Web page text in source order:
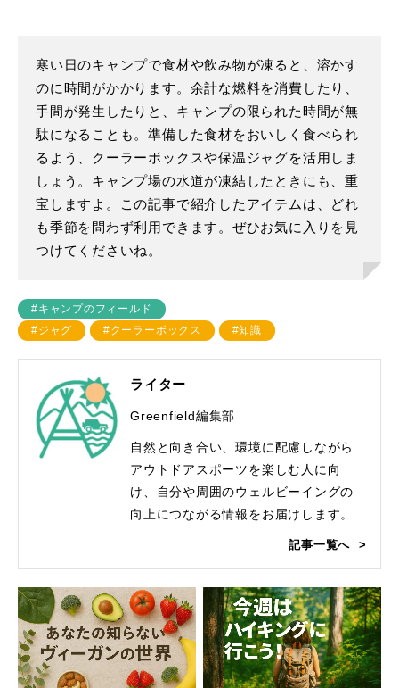
寒い日のキャンプで食材や飲み物が凍ると、溶かす
のに時間がかかります。余計な燃料を消費したり、
手間が発生したりと、キャンプの限られた時間が無
駄になることも。準備した食材をおいしく食べられ
るよう、クーラーボックスや保温ジャグを活用しま
しょう。キャンプ場の水道が凍結したときにも、重
宝しますよ。この記事で紹介したアイテムは、どれ
も季節を問わず利用できます。ぜひお気に入りを見
つけてくださいね。
#キャンプのフィールド
#ジャグ
#クーラーボックス #知識
ライター
Greenfield編集部
自然と向き合い、環境に配慮しながら
アウトドアスポーツを楽しむ人に向
け、自分や周囲のウェルビーイングの
向上につながる情報をお届けします。
記事一覧へ